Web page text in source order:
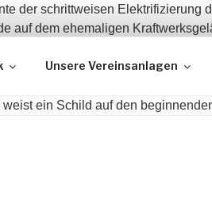
Unsere Vereinsanlagen